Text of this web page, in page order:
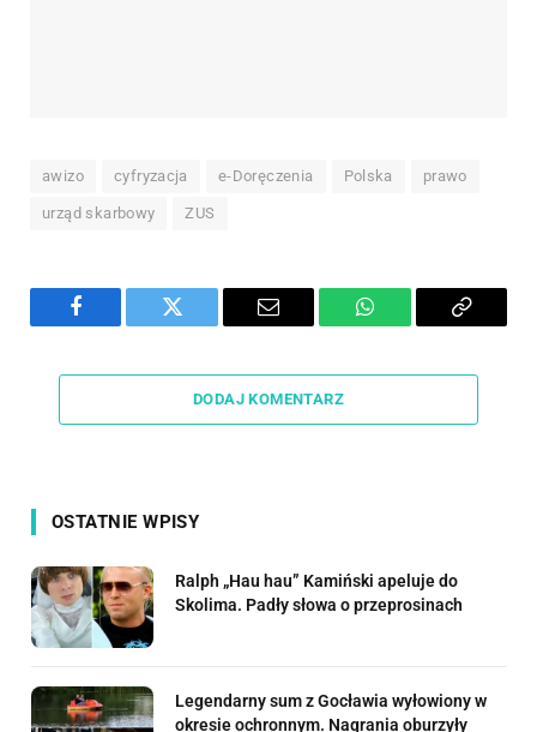
awizo cyfryzacja e-Doręczenia Polska prawo
urząd skarbowy ZUS
Facebook Twitter Email WhatsAppCopy
DODAJ KOMENTARZ
OSTATNIE WPISY
Ralph „Hau hau” Kamiński apeluje do
Skolima. Padły słowa o przeprosinach
Legendarny sum z Gocławia wyłowiony w
okresie ochronnym. Nagrania oburzyły